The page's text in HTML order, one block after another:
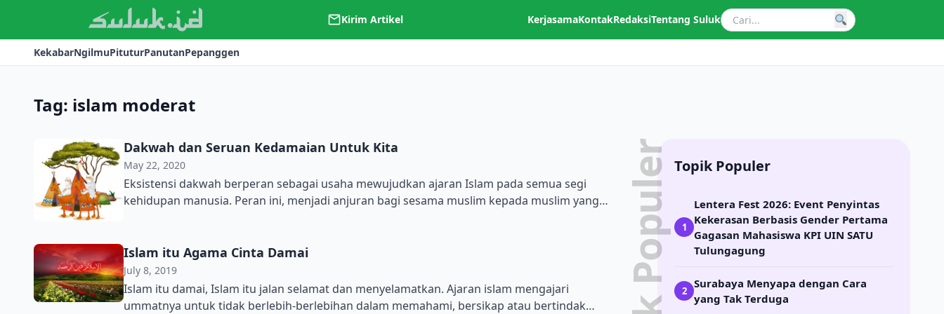
Kirim Artikel KerjasamaKontakRedaksiTentang Suluk
KekabarNgilmuPituturPanutanPepanggen
Tag: islam moderat
Dakwah dan Seruan Kedamaian Untuk Kita
May 22, 2020
Eksistensi dakwah berperan sebagai usaha mewujudkan ajaran Islam pada semua segi
kehidupan manusia. Peran ini, menjadi anjuran bagi sesama muslim kepada muslim yang
pengetahuan dan sikap beragama yang benar. Tujuannya untuk membawa manusia kejalan
Allah SWT […]
Islam itu Agama Cinta Damai
July 8, 2019
Islam itu damai, Islam itu jalan selamat dan menyelamatkan. Ajaran islam mengajari
ummatnya untuk tidak berlebih-berlebihan dalam memahami, bersikap atau bertindak
Topik Populer
1
Lentera Fest 2026: Event Penyintas
Kekerasan Berbasis Gender Pertama
Gagasan Mahasiswa KPI UIN SATU
Tulungagung
2
Surabaya Menyapa dengan Cara
yang Tak Terduga